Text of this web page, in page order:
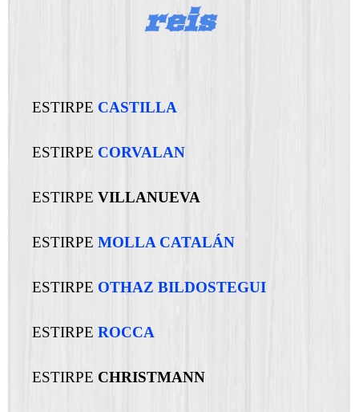
reis
ESTIRPE CASTILLA
ESTIRPE CORVALAN
ESTIRPE VILLANUEVA
ESTIRPE MOLLA CATALÁN
ESTIRPE OTHAZ BILDOSTEGUI
ESTIRPE ROCCA
ESTIRPE CHRISTMANN